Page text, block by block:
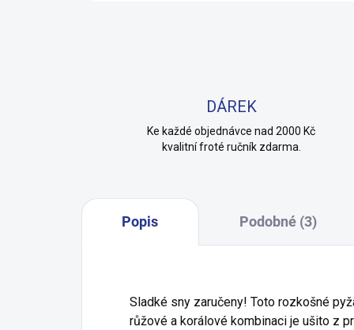
DÁREK
Ke každé objednávce nad 2000 Kč
kvalitní froté ručník zdarma.
Popis Podobné (3)
Sladké sny zaručeny! Toto rozkošné
růžové a korálové kombinaci je ušito z